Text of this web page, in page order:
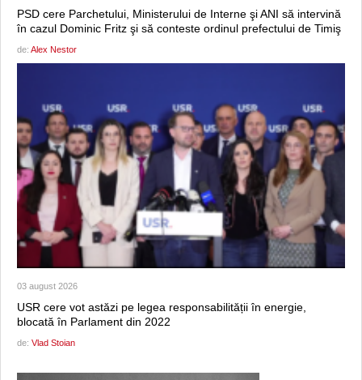
PSD cere Parchetului, Ministerului de Interne şi ANI să intervină
în cazul Dominic Fritz şi să conteste ordinul prefectului de Timiş
de: Alex Nestor
03 august 2026
USR cere vot astăzi pe legea responsabilității în energie,
blocată în Parlament din 2022
de: Vlad Stoian